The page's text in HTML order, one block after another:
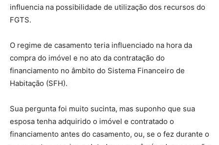
influencia na possibilidade de utilização dos recursos do
FGTS.
O regime de casamento teria influenciado na hora da
compra do imóvel e no ato da contratação do
financiamento no âmbito do Sistema Financeiro de
Habitação (SFH).
Sua pergunta foi muito sucinta, mas suponho que sua
esposa tenha adquirido o imóvel e contratado o
financiamento antes do casamento, ou, se o fez durante o